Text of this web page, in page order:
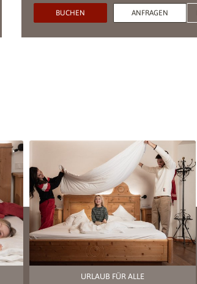
BUCHEN ANFRAGEN
URLAUB FÜR ALLE